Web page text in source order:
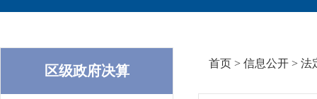
区级政府决算 首页 > 信息公开 > 法